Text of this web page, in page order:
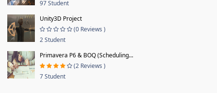
97 Student
Unity3D Project
(0 Reviews )
2 Student
Primavera P6 & BOQ (Scheduling...
(2 Reviews )
7 Student